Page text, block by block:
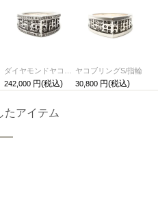
242,000
ヤコブリングS/指輪
30,800
たアイテム